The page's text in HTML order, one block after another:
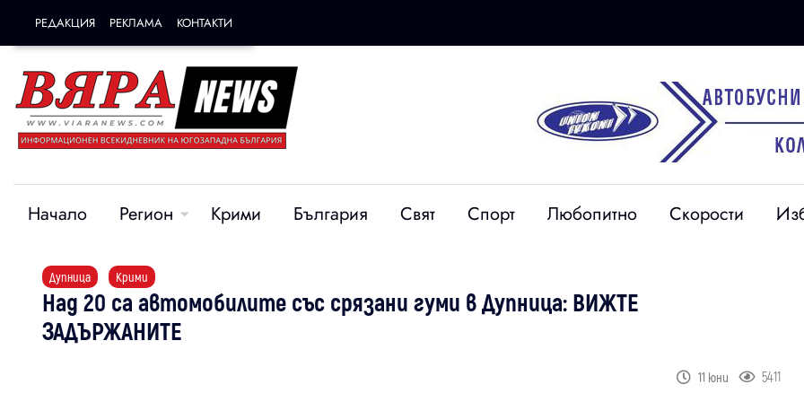
РЕДАКЦИЯ РЕКЛАМА КОНТАКТИ
Начало Регион Крими България Свят Спорт Любопитно Скорости
Дупница Крими
Над 20 са автомобилите със срязани гуми в Дупница: ВИЖТЕ
ЗАДЪРЖАНИТЕ
11 юни 5411